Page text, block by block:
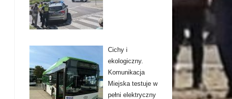
Cichy i
ekologiczny.
Komunikacja
Miejska testuje w
pełni elektryczny